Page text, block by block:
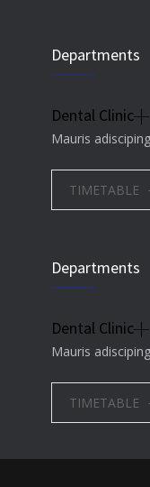
Departments
Dental Clinic
Mauris
TIMETABLE
Departments
Dental Clinic
Mauris
TIMETABLE